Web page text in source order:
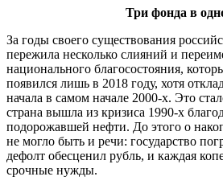
Три фонда в
За годы своего существования
пережила несколько слияний и
национального благосостояния,
появился лишь в 2018 году, хотя
начала в самом начале 2000-х. Это
страна вышла из кризиса 1990-х
подорожавшей нефти. До этого о
не могло быть и речи: государство
дефолт обесценил рубль, и каждая
срочные нужды.